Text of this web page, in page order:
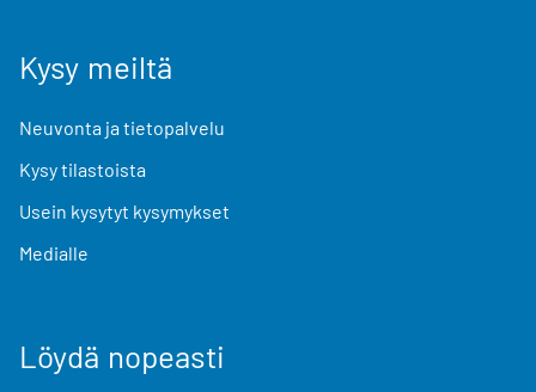
Kysy meiltä
Neuvonta ja tietopalvelu
Kysy tilastoista
Usein kysytyt kysymykset
Medialle
Löydä nopeasti